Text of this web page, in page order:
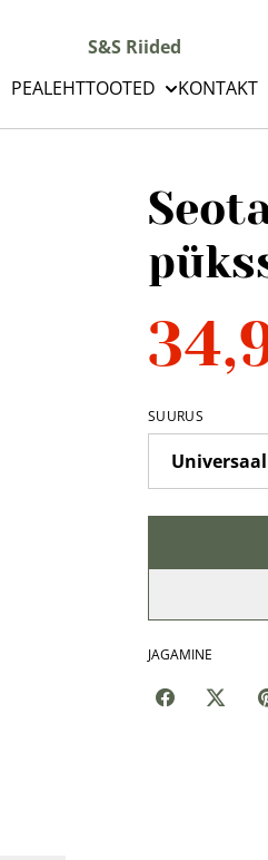
S&S Riided
PEALEHTTOOTED KONTAKT
SUURUS
JAGAMINE